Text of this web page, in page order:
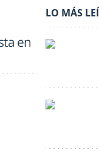
en
LO MÁS